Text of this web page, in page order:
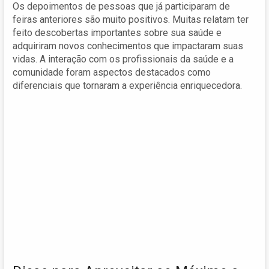
Os depoimentos de pessoas que já participaram de
feiras anteriores são muito positivos. Muitas relatam ter
feito descobertas importantes sobre sua saúde e
adquiriram novos conhecimentos que impactaram suas
vidas. A interação com os profissionais da saúde e a
comunidade foram aspectos destacados como
diferenciais que tornaram a experiência enriquecedora.